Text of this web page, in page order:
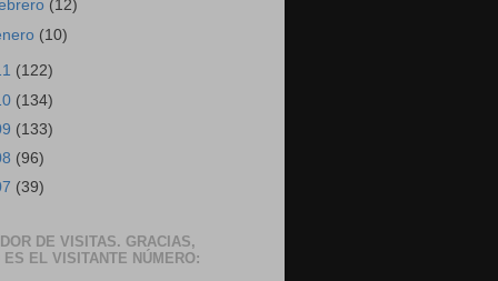
(12)
(10)
(122)
(134)
(133)
(96)
(39)
DE VISITAS. GRACIAS,
ES EL VISITANTE NÚMERO: